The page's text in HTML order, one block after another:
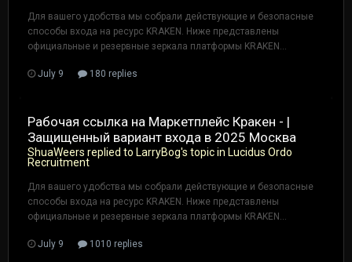
Для вашего удобства мы собрали действующие и безопасные
способы входа на ресурс KRAKEN. Ниже представлены
официальные и резервные зеркала платформы KRAKEN...
July 9 180 replies
Рабочая ссылка на Маркетплейс Кракен - |
Защищенный вариант входа в 2025 Москва
ShuaWeers replied to LarryBog's topic in Lucidus Ordo
Recruitment
Для вашего удобства мы собрали действующие и безопасные
способы входа на ресурс KRAKEN. Ниже представлены
официальные и резервные зеркала платформы KRAKEN...
July 9 1010 replies